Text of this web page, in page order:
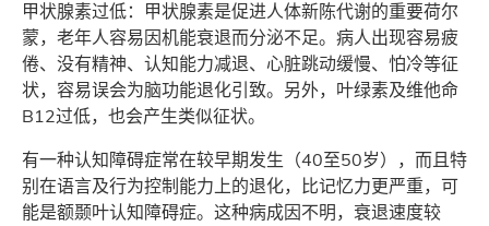
甲状腺素过低：甲状腺素是促进人体新陈代谢的重要荷尔
蒙，老年人容易因机能衰退而分泌不足。病人出现容易疲
倦、没有精神、认知能力减退、心脏跳动缓慢、怕冷等征
状，容易误会为脑功能退化引致。另外，叶绿素及维他命
B12过低，也会产生类似征状。
有一种认知障碍症常在较早期发生（40至50岁），而且特
别在语言及行为控制能力上的退化，比记忆力更严重，可
能是额颞叶认知障碍症。这种病成因不明，衰退速度较